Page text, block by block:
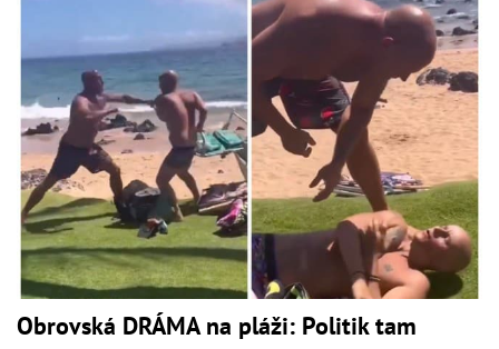
Obrovská DRÁMA na pláži: Politik tam